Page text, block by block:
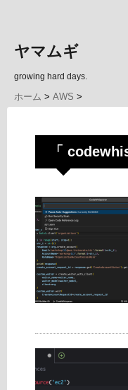
ヤマムギ
growing hard days.
ホーム > AWS >
「